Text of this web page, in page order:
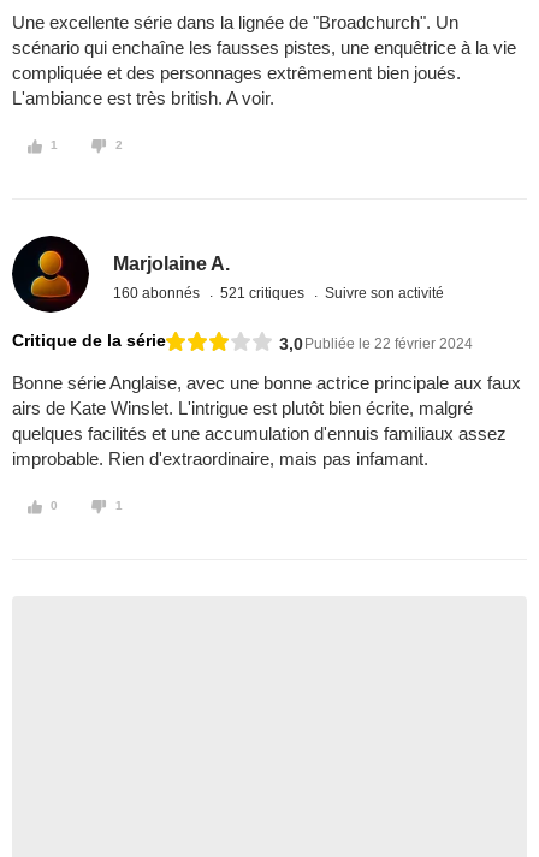
Une excellente série dans la lignée de "Broadchurch". Un
scénario qui enchaîne les fausses pistes, une enquêtrice à la vie
compliquée et des personnages extrêmement bien joués.
L'ambiance est très british. A voir.
1 2
Marjolaine A.
160 abonnés 521 critiques Suivre son activité
Critique de la série 3,0Publiée le 22 février 2024
Bonne série Anglaise, avec une bonne actrice principale aux faux
airs de Kate Winslet. L'intrigue est plutôt bien écrite, malgré
quelques facilités et une accumulation d'ennuis familiaux assez
improbable. Rien d'extraordinaire, mais pas infamant.
0 1